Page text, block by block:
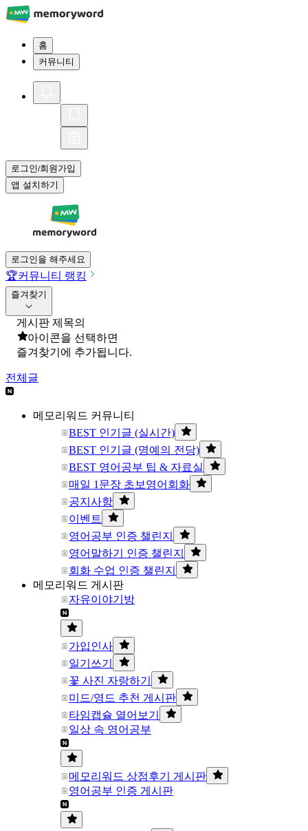
홈
커뮤니티
로그인/회원가입
앱 설치하기
로그인을 해주세요
🏆커뮤니티 랭킹
즐겨찾기
게시판 제목의
아이콘을 선택하면
즐겨찾기에 추가됩니다.
전체글
메모리워드 커뮤니티
BEST 인기글 (실시간)
BEST 인기글 (명예의 전당)
BEST 영어공부 팁 & 자료실
매일 1문장 초보영어회화
공지사항
이벤트
영어공부 인증 챌린지
영어말하기 인증 챌린지
회화 수업 인증 챌린지
메모리워드 게시판
자유이야기방
가입인사
일기쓰기
꽃 사진 자랑하기
미드/영드 추천 게시판
타임캡슐 열어보기
일상 속 영어공부
메모리워드 상점후기 게시판
영어공부 인증 게시판